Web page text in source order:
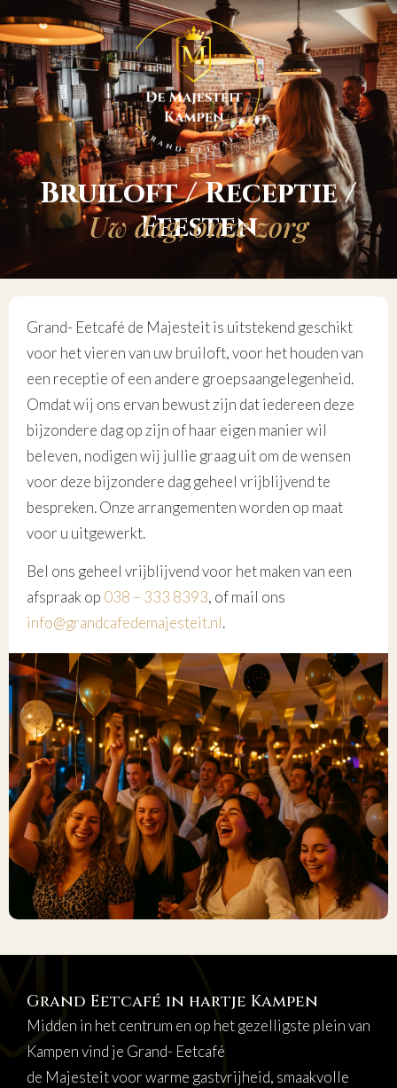
Bruiloft / Receptie /
Feesten
Uw dag, onze zorg
Grand- Eetcafé de Majesteit is uitstekend geschikt
voor het vieren van uw bruiloft, voor het houden van
een receptie of een andere groepsaangelegenheid.
Omdat wij ons ervan bewust zijn dat iedereen deze
bijzondere dag op zijn of haar eigen manier wil
beleven, nodigen wij jullie graag uit om de wensen
voor deze bijzondere dag geheel vrijblijvend te
bespreken. Onze arrangementen worden op maat
voor u uitgewerkt.
Bel ons geheel vrijblijvend voor het maken van een
afspraak op 038 – 333 8393, of mail ons
info@grandcafedemajesteit.nl.
Grand Eetcafé in hartje Kampen
Midden in het centrum en op het gezelligste plein van
Kampen vind je Grand- Eetcafé
de Majesteit voor warme gastvrijheid, smaakvolle